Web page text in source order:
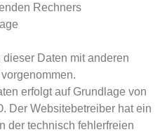
Rechners
Daten mit anderen
erfolgt auf Grundlage von
Der Websitebetreiber hat ein
der technisch fehlerfreien